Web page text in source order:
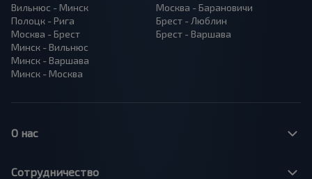
Вильнюс - Минск
Полоцк - Рига
Москва - Брест
Минск - Вильнюс
Минск - Варшава
Минск - Москва
Москва - Барановичи
Брест - Люблин
Брест - Варшава
О нас
Сотрудничество